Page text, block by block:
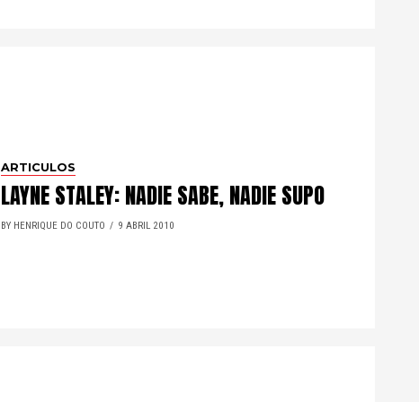
ARTICULOS
LAYNE STALEY: NADIE SABE, NADIE SUPO
BY HENRIQUE DO COUTO 9 ABRIL 2010